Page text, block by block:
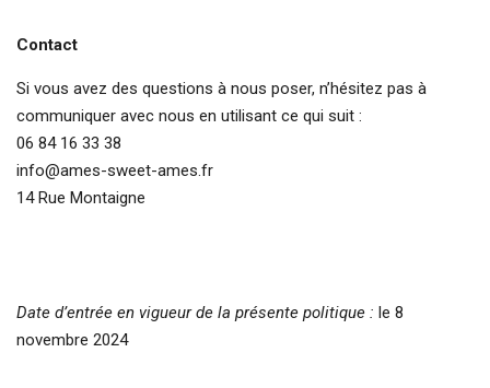
Contact
Si vous avez des questions à nous poser, n’hésitez pas à
communiquer avec nous en utilisant ce qui suit :
06 84 16 33 38
info@ames-sweet-ames.fr
14 Rue Montaigne
Date d’entrée en vigueur de la présente politique : le 8
novembre 2024